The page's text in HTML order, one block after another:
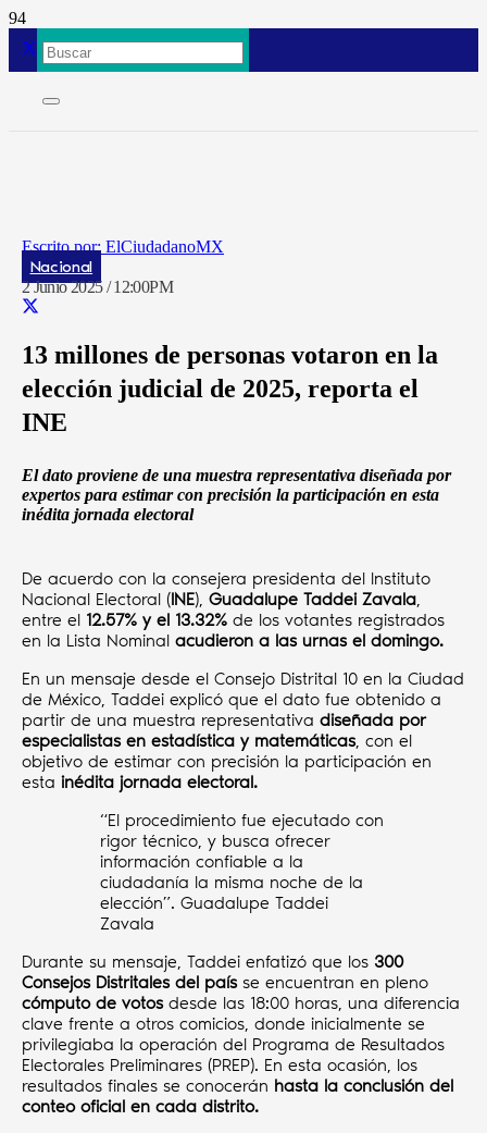
ElCiudadanoMX
Nacional
2 Junio 2025 / 12:00PM
13 millones de personas votaron en la
elección judicial de 2025, reporta el
INE
El dato proviene de una muestra representativa diseñada por
expertos para estimar con precisión la participación en esta
inédita jornada electoral
De acuerdo con la consejera presidenta del Instituto
Nacional Electoral (INE), Guadalupe Taddei Zavala,
entre el 12.57% y el 13.32% de los votantes registrados
en la Lista Nominal acudieron a las urnas el domingo.
En un mensaje desde el Consejo Distrital 10 en la Ciudad
de México, Taddei explicó que el dato fue obtenido a
partir de una muestra representativa diseñada por
especialistas en estadística y matemáticas, con el
objetivo de estimar con precisión la participación en
esta inédita jornada electoral.
“El procedimiento fue ejecutado con
rigor técnico, y busca ofrecer
información confiable a la
ciudadanía la misma noche de la
elección”. Guadalupe Taddei
Zavala
Durante su mensaje, Taddei enfatizó que los 300
Consejos Distritales del paísse encuentran en pleno
cómputo de votosdesde las 18:00 horas, una diferencia
clave frente a otros comicios, donde inicialmente se
privilegiaba la operación del Programa de Resultados
Electorales Preliminares (PREP). En esta ocasión, los
resultados finales se conocerán hasta la conclusión del
conteo oficial en cada distrito.